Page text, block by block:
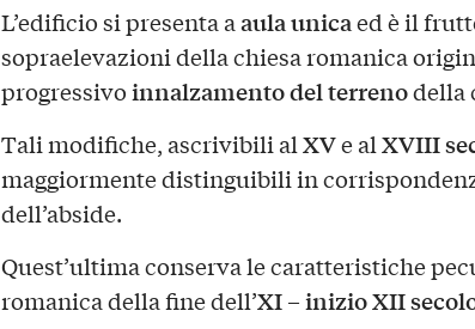
L’edificio si presenta aaula unicaed è il
sopraelevazioni della chiesa romanica
progressivoinnalzamento del terrenodella
Tali modifiche, ascrivibili alXVe alXVIII
maggiormente distinguibili in
dell’abside.
Quest’ultima conserva le caratteristiche
romanica della fine dell’XI – inizio XII